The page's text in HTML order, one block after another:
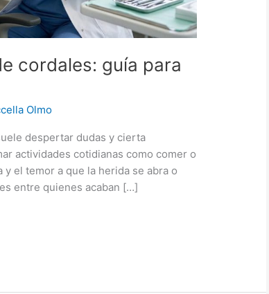
cordales: guía para
Olmo
despertar dudas y cierta
actividades cotidianas como comer o
el temor a que la herida se abra o
entre quienes acaban […]